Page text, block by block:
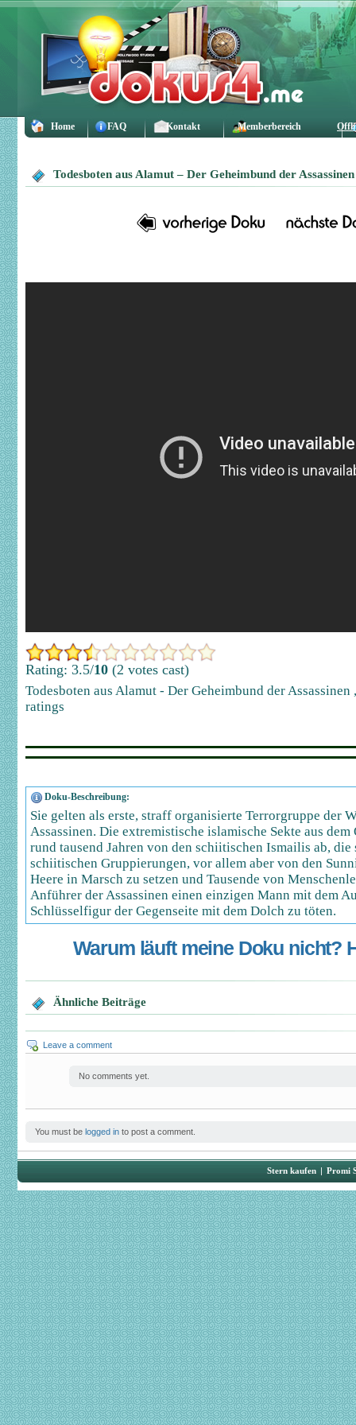
Home FAQ Kontakt Memberbereich
Todesboten aus Alamut – Der Geheimbund der Assassinen
Rating: 3.5/10 (2 votes cast)
Todesboten aus Alamut - Der Geheimbund der Assassinen
ratings
Doku-Beschreibung:
Sie gelten als erste, straff organisierte Terrorgruppe der
Assassinen. Die extremistische islamische Sekte aus
rund tausend Jahren von den schiitischen Ismailis ab, die
schiitischen Gruppierungen, vor allem aber von den
Heere in Marsch zu setzen und Tausende von
Anführer der Assassinen einen einzigen Mann mit dem
Schlüsselfigur der Gegenseite mit dem Dolch zu töten.
Warum läuft meine Doku nicht?
Ähnliche Beiträge
Leave a comment
No comments yet.
You must be logged in to post a comment.
Stern kaufen | Promi